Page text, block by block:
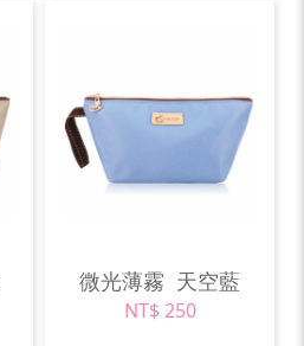
微光薄霧 天空藍
NT$ 250